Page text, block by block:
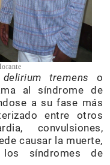
delirium tremens o
al síndrome de
a su fase más
entre otros
convulsiones,
causar la muerte,
síndromes de